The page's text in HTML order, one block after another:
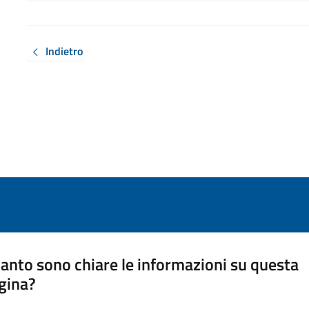
Indietro
sono chiare le informazioni su questa